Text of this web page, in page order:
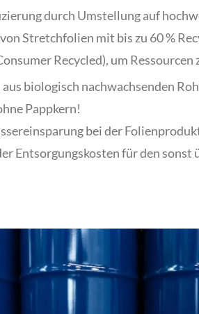
durch Umstellung auf
Stretchfolien mit bis zu 60 %
Recycled), um Ressourcen
biologisch nachwachsenden
Pappkern!
bei der
Entsorgungskosten für den sonst